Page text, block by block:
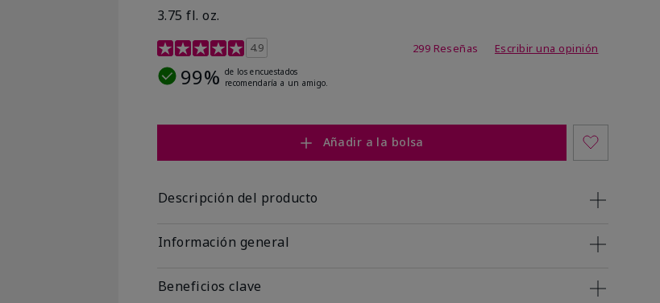
3.75 fl. oz.
Calificación de clientes de 4,8 de 5
4.9 299 Reseñas Escribir una opinión
99% de los encuestados
recomendaría a un amigo.
Añadir a la bolsa
Descripción del producto
Información general
Beneficios clave